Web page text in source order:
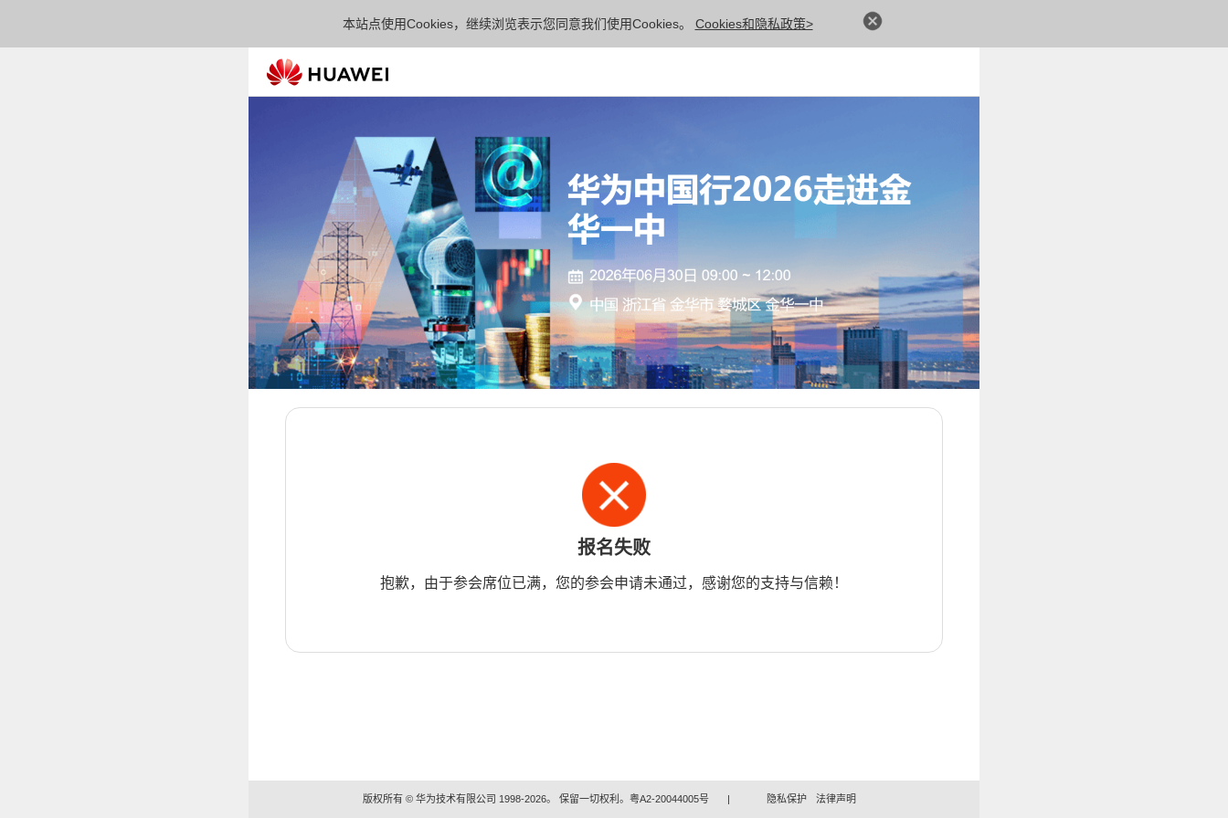
本站点使用Cookies，继续浏览表示您同意我们使用Cookies。 Cookies和隐私政策>
报名失败
抱歉，由于参会席位已满，您的参会申请未通过，感谢您的支持与信赖！
版权所有 © 华为技术有限公司 1998-2026。 保留一切权利。粤A2-20044005号 | 隐私保护 法律声明